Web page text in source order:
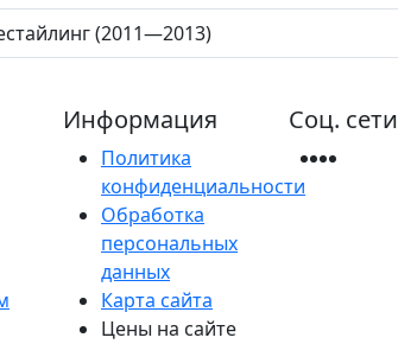
(2011—2013)
Информация
Политика
конфиденциальности
Обработка
персональных
данных
Карта сайта
Цены на сайте
Соц. сети